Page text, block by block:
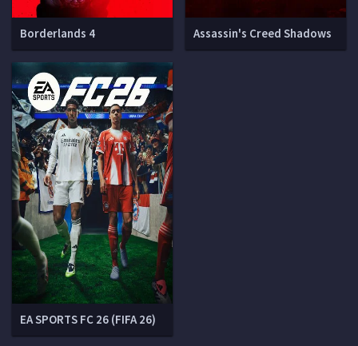
Borderlands 4 Assassin's Creed Shadows
EA SPORTS FC 26 (FIFA 26)